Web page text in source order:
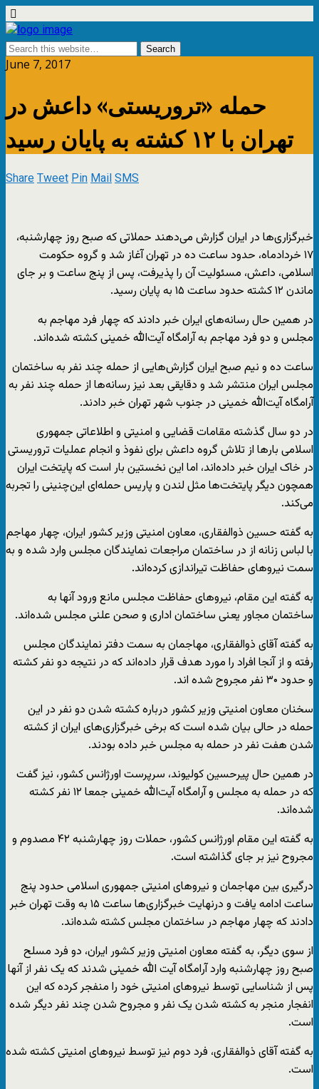
June 7, 2017
حمله «تروریستی» داعش در
تهران با ۱۲ کشته به پایان رسید
ShareTweetPinMailSMS
خبرگزاری‌ها در ایران گزارش می‌دهند حملاتی که صبح روز چهارشنبه،
۱۷ خردادماه، حدود ساعت ده در تهران آغاز شد و گروه حکومت
اسلامی، داعش، مسئولیت آن را پذیرفت، پس از پنج ساعت و بر جای
ماندن ۱۲ کشته حدود ساعت ۱۵ به پایان رسید.
در همین حال رسانه‌های ایران خبر دادند که چهار فرد مهاجم به
مجلس و دو فرد مهاجم به آرامگاه آیت‌الله خمینی کشته شده‌اند.
ساعت ده و نیم صبح ایران گزارش‌هایی از حمله چند نفر به ساختمان
مجلس ایران منتشر شد و دقایقی بعد نیز رسانه‌ها از حمله چند نفر به
آرامگاه آیت‌الله خمینی در جنوب شهر تهران خبر دادند.
در دو سال گذشته مقامات قضایی و امنیتی و اطلاعاتی جمهوری
اسلامی بارها از تلاش گروه داعش برای نفوذ و انجام عملیات تروریستی
در خاک ایران خبر داده‌اند، اما این نخستین بار است که پایتخت ایران
همچون دیگر پایتخت‌ها مثل لندن و پاریس حمله‌ای این‌چنینی را تجربه
می‌کند.
به گفته حسین ذوالفقاری، معاون امنیتی وزیر کشور ایران، چهار مهاجم
با لباس زنانه از در ساختمان مراجعات نمایندگان مجلس وارد شده و به
سمت نیروهای حفاظت تیراندازی کرده‌اند.
به گفته این مقام، نیروهای حفاظت مجلس مانع ورود آنها به
ساختمان مجاور یعنی ساختمان اداری و صحن علنی مجلس شده‌اند.
به گفته آقای ذوالفقاری، مهاجمان به سمت دفتر نمایندگان مجلس
رفته و از آنجا افراد را مورد هدف قرار داده‌اند که در نتیجه دو نفر کشته
و حدود ۳۰ نفر مجروح شده اند.
سخنان معاون امنیتی وزیر کشور درباره کشته شدن دو نفر در این
حمله در حالی بیان شده است که برخی خبرگزاری‌های ایران از کشته
شدن هفت نفر در حمله به مجلس خبر داده بودند.
در همین حال پیرحسین کولیوند، سرپرست اورژانس کشور، نیز گفت
که در حمله به مجلس و آرامگاه آیت‌الله خمینی جمعا ۱۲ نفر کشته
شده‌اند.
به گفته این مقام اورژانس کشور، حملات روز چهارشنبه ۴۲ مصدوم و
مجروح نیز بر جای گذاشته است.
درگیری بین مهاجمان و نیروهای امنیتی جمهوری اسلامی حدود پنج
ساعت ادامه یافت و درنهایت خبرگزاری‌ها ساعت ۱۵ به وقت تهران خبر
دادند که چهار مهاجم در ساختمان مجلس کشته شده‌اند.
از سوی دیگر، به گفته معاون امنیتی وزیر کشور ایران، دو فرد مسلح
صبح روز چهارشنبه وارد آرامگاه آیت الله خمینی شدند که یک نفر از آنها
پس از شناسایی توسط نیروهای امنیتی خود را منفجر کرده که این
انفجار منجر به کشته شدن یک نفر و مجروح شدن چند نفر دیگر شده
است.
به گفته آقای ذوالفقاری، فرد دوم نیز توسط نیروهای امنیتی کشته شده
است.